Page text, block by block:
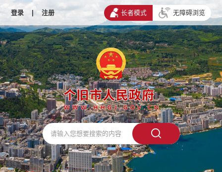
登录 | 注册 长者模式 无障碍浏览